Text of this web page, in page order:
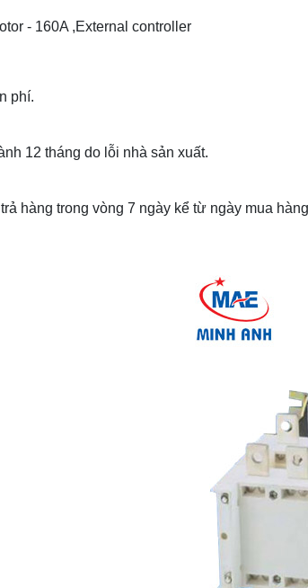
- 160A ,External controller
phí.
12 tháng do lỗi nhà sản xuất.
hàng trong vòng 7 ngày kể từ ngày mua